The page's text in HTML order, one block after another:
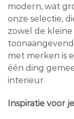
modern, wat
onze selectie,
zowel de
met merken is
één ding
interieur.
Inspiratie voor